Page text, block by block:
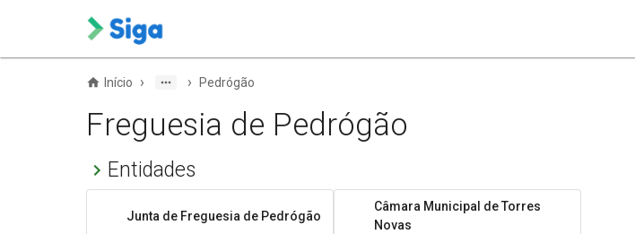
Início › › Pedrógão
Freguesia de Pedrógão
Entidades
Junta de Freguesia de Pedrógão
Câmara Municipal de Torres
Novas